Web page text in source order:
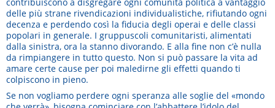
delle più strane rivendicazioni individualistiche, rifiutando ogni
decenza e perdendo così la fiducia degli operai e delle classi
popolari in generale. I gruppuscoli comunitaristi, alimentati
dalla sinistra, ora la stanno divorando. E alla fine non c’è nulla
da rimpiangere in tutto questo. Non si può passare la vita ad
amare certe cause per poi maledirne gli effetti quando ti
colpiscono in pieno.
Se non vogliamo perdere ogni speranza alle soglie del «mondo